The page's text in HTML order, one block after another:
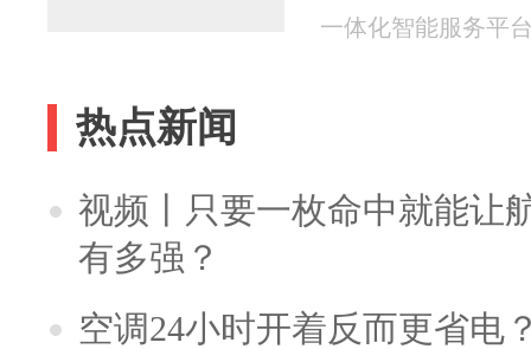
一体化智能服务平
热点新闻
视频丨只要一枚命中就能让
有多强？
空调24小时开着反而更省电